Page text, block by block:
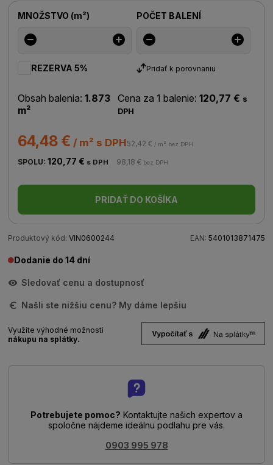
MNOŽSTVO (m²) POČET BALENÍ
REZERVA 5% Pridať k porovnaniu
Obsah balenia: 1.873
m²
Cena za 1 balenie: 120,77 € s
DPH
64,48 € / m² s DPH52,42 € / m² bez DPH
SPOLU:120,77 € s DPH 98,18 € bez DPH
PRIDAŤ DO KOŠÍKA
Produktový kód: VIN0600244 EAN: 5401013871475
Dodanie do 14 dní
Sledovať cenu a dostupnosť
Našli ste nižšiu cenu? My dáme lepšiu
Využite výhodné možnosti
nákupu na splátky.
Potrebujete pomoc? Kontaktujte našich expertov a
spoločne nájdeme ideálnu podlahu pre vás.
0903 995 978